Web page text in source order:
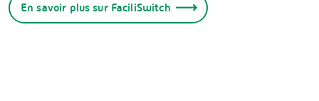
En savoir plus sur FaciliSwitch